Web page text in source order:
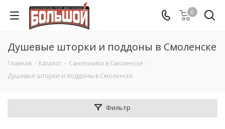
0
Душевые шторки и поддоны в Смоленске
Главная - Каталог - Сантехника в Смоленске -
Душевые шторки и поддоны в Смоленске
Фильтр